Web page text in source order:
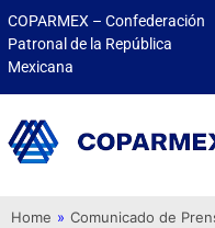
COPARMEX – Confederación
Patronal de la República
Mexicana
Home » Comunicado de